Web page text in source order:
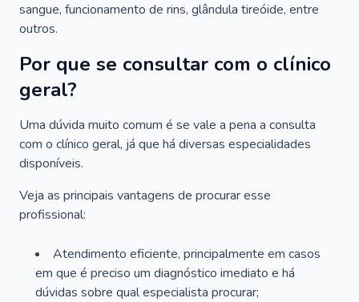
sangue, funcionamento de rins, glândula tireóide, entre
outros.
Por que se consultar com o clínico
geral?
Uma dúvida muito comum é se vale a pena a consulta
com o clínico geral, já que há diversas especialidades
disponíveis.
Veja as principais vantagens de procurar esse
profissional:
Atendimento eficiente, principalmente em casos
em que é preciso um diagnóstico imediato e há
dúvidas sobre qual especialista procurar;